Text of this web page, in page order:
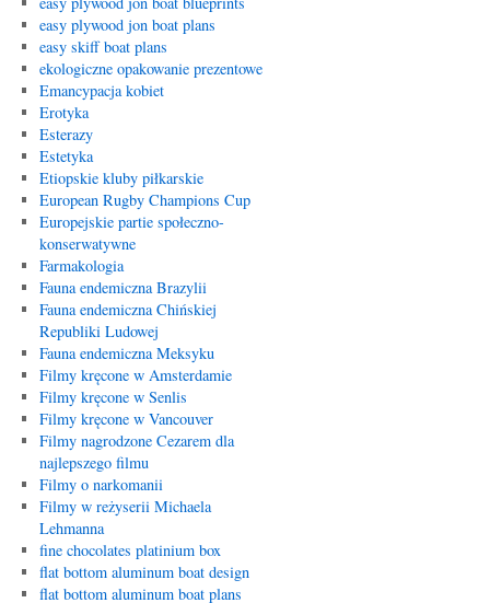
easy plywood jon boat plans
easy skiff boat plans
ekologiczne opakowanie prezentowe
Emancypacja kobiet
Erotyka
Esterazy
Estetyka
Etiopskie kluby piłkarskie
European Rugby Champions Cup
Europejskie partie społeczno-
konserwatywne
Farmakologia
Fauna endemiczna Brazylii
Fauna endemiczna Chińskiej
Republiki Ludowej
Fauna endemiczna Meksyku
Filmy kręcone w Amsterdamie
Filmy kręcone w Senlis
Filmy kręcone w Vancouver
Filmy nagrodzone Cezarem dla
najlepszego filmu
Filmy o narkomanii
Filmy w reżyserii Michaela
Lehmanna
fine chocolates platinium box
flat bottom aluminum boat design
flat bottom aluminum boat plans